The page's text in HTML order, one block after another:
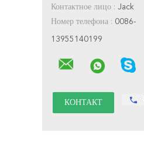
Контактное лицо : Jack
Номер телефона : 0086-
13955140199